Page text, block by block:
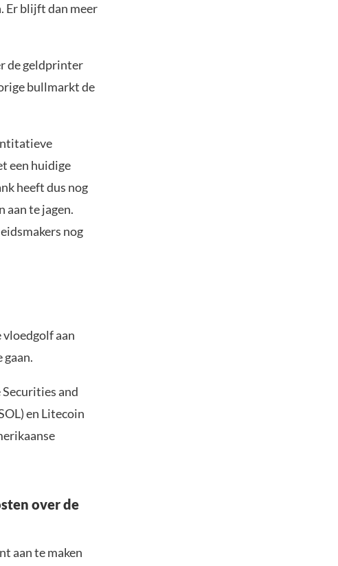
Er blijft dan meer
de geldprinter
bullmarkt de
een huidige
heeft dus nog
aan te jagen.
nog
vloedgolf aan
gaan.
and
en Litecoin
over de
aan te maken